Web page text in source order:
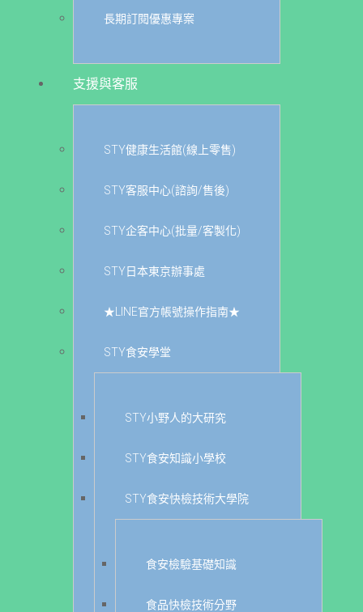
長期訂閱優惠專案
支援與客服
STY健康生活館(線上零售)
STY客服中心(諮詢/售後)
STY企客中心(批量/客製化)
STY日本東京辦事處
★LINE官方帳號操作指南★
STY食安學堂
STY小野人的大研究
STY食安知識小學校
STY食安快檢技術大學院
食安檢驗基礎知識
食品快檢技術分野